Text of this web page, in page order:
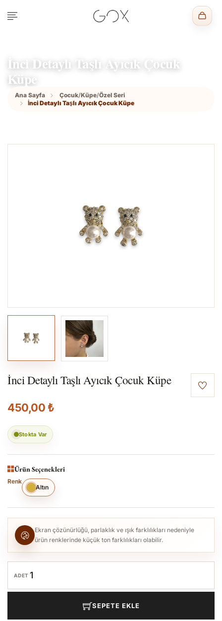
İnci Detaylı Taşlı Ayıcık Çocuk
Küpe
Ana Sayfa Çocuk/Küpe/Özel Seri
İnci Detaylı Taşlı Ayıcık Çocuk Küpe
İnci Detaylı Taşlı Ayıcık Çocuk Küpe
450,00 ₺
Stokta Var
Ürün Seçenekleri
Renk
Altın
Ekran çözünürlüğü, parlaklık ve ışık farklılıkları nedeniyle
ürün renklerinde küçük ton farklılıkları olabilir.
ADET
SEPETE EKLE